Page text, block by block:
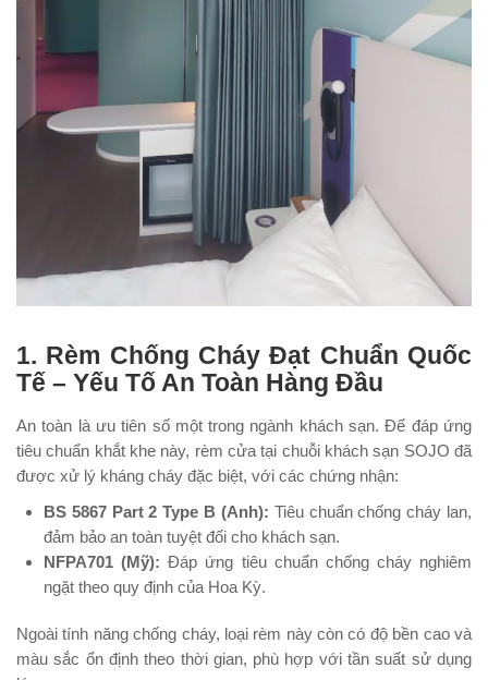
1. Rèm Chống Cháy Đạt Chuẩn Quốc
Tế – Yếu Tố An Toàn Hàng Đầu
An toàn là ưu tiên số một trong ngành khách sạn. Để đáp ứng
tiêu chuẩn khắt khe này, rèm cửa tại chuỗi khách sạn SOJO đã
được xử lý kháng cháy đặc biệt, với các chứng nhận:
BS 5867 Part 2 Type B (Anh): Tiêu chuẩn chống cháy lan,
đảm bảo an toàn tuyệt đối cho khách sạn.
NFPA701 (Mỹ): Đáp ứng tiêu chuẩn chống cháy nghiêm
ngặt theo quy định của Hoa Kỳ.
Ngoài tính năng chống cháy, loại rèm này còn có độ bền cao và
màu sắc ổn định theo thời gian, phù hợp với tần suất sử dụng